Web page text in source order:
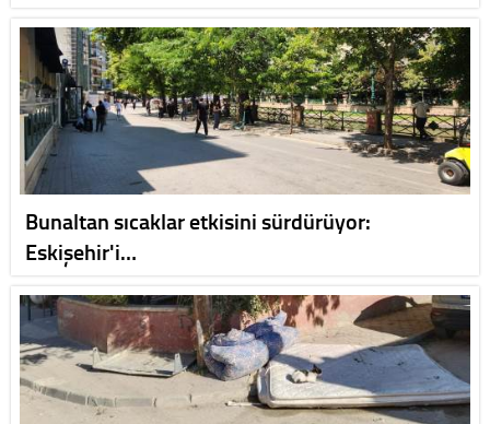
Bunaltan sıcaklar etkisini sürdürüyor:
Eskişehir'i…